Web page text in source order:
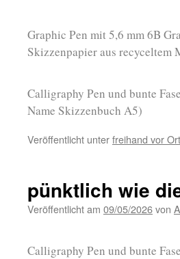
Graphic Pen mit 5,6 mm 6B
Skizzenpapier aus recyceltem
Calligraphy Pen und bunte
Name Skizzenbuch A5)
Veröffentlicht unterfreihand vor Ort
pünktlich wie
Veröffentlicht am 09/05/2026von
Calligraphy Pen und bunte